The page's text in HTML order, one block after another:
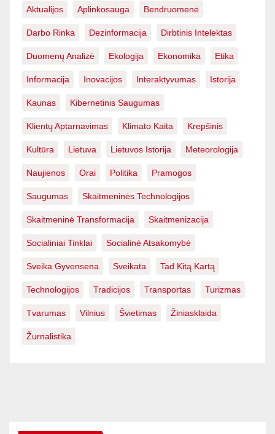
Aktualijos Aplinkosauga Bendruomenė
Darbo Rinka Dezinformacija Dirbtinis Intelektas
Duomenų Analizė Ekologija Ekonomika Etika
Informacija Inovacijos Interaktyvumas Istorija
Kaunas Kibernetinis Saugumas
Klientų Aptarnavimas Klimato Kaita Krepšinis
Kultūra Lietuva Lietuvos Istorija Meteorologija
Naujienos Orai Politika Pramogos
Saugumas Skaitmeninės Technologijos
Skaitmeninė Transformacija Skaitmenizacija
Socialiniai Tinklai Socialinė Atsakomybė
Sveika Gyvensena Sveikata Tad Kitą Kartą
Technologijos Tradicijos Transportas Turizmas
Tvarumas Vilnius Švietimas Žiniasklaida
Žurnalistika